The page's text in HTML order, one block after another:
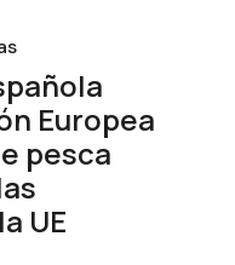
Europea
pesca
UE